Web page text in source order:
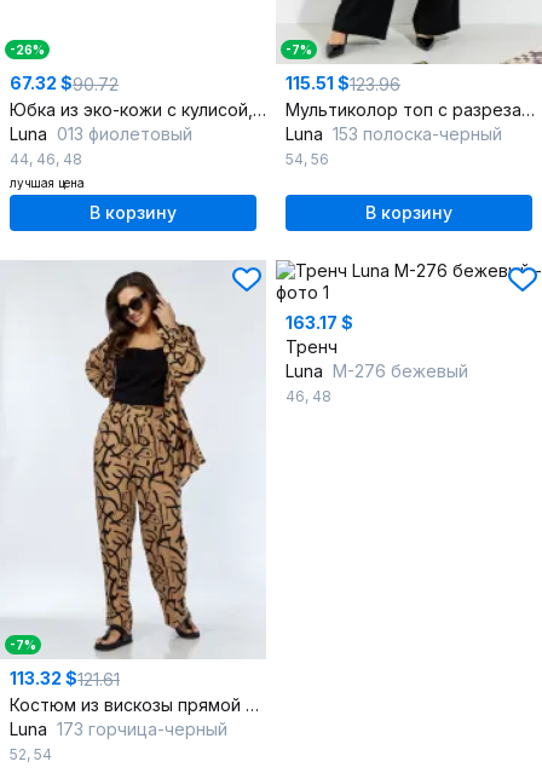
-26%
67.32 $90.72
Юбка из эко-кожи с кулисой, свободного кроя, 75 см
Luna 013 фиолетовый
44, 46, 48
лучшая цена
В корзину
-7%
115.51 $123.96
Мультиколор топ с разрезами и печатным принтом
Luna 153 полоска-черный
54, 56
В корзину
-7%
113.32 $121.61
Костюм из вискозы прямой крой с поясами для повседневной носки
Luna 173 горчица-черный
52, 54
163.17 $
Тренч
Luna М-276 бежевый
46, 48